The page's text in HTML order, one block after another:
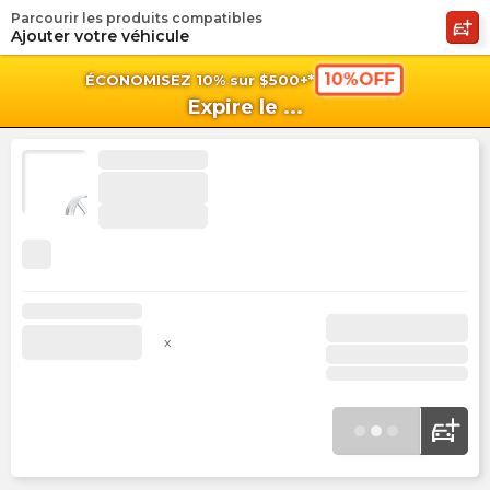
ÉCONOMISEZ 10% sur $500+* 10%OFF
Expire le ...
Parcourir les produits compatibles
Ajouter votre véhicule
x
shopping_cart